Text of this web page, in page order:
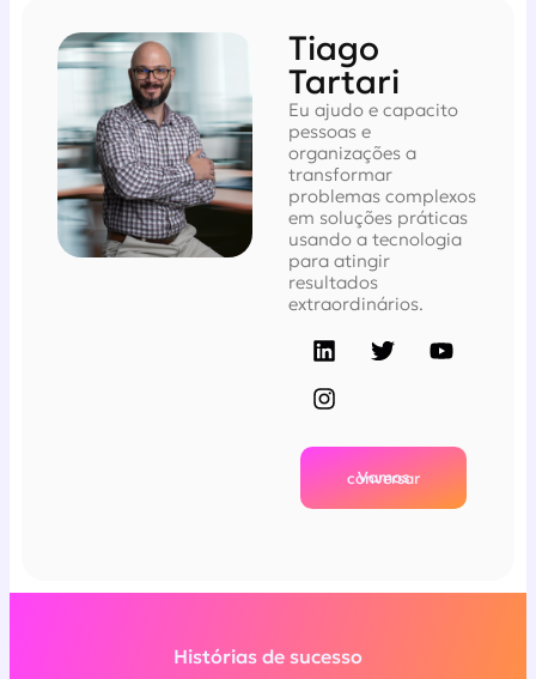
Tiago
Tartari
Eu ajudo e capacito
pessoas e
organizações a
transformar
problemas complexos
em soluções práticas
usando a tecnologia
para atingir
resultados
extraordinários.
Vamos conversar
Histórias de sucesso